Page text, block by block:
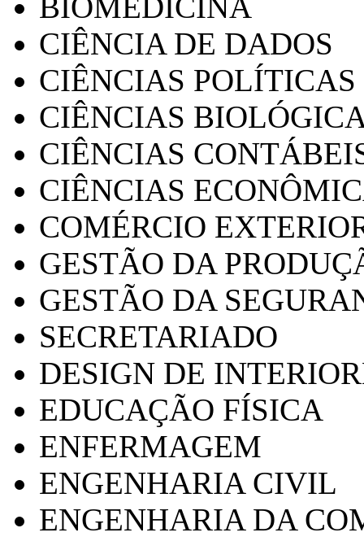
CIÊNCIA DE DADOS
CIÊNCIAS POLÍTICAS
CIÊNCIAS
CIÊNCIAS
CIÊNCIAS
COMÉRCIO
GESTÃO DA
GESTÃO DA
SECRETARIADO
DESIGN DE
EDUCAÇÃO FÍSICA
ENFERMAGEM
ENGENHARIA CIVIL
ENGENHARIA DA